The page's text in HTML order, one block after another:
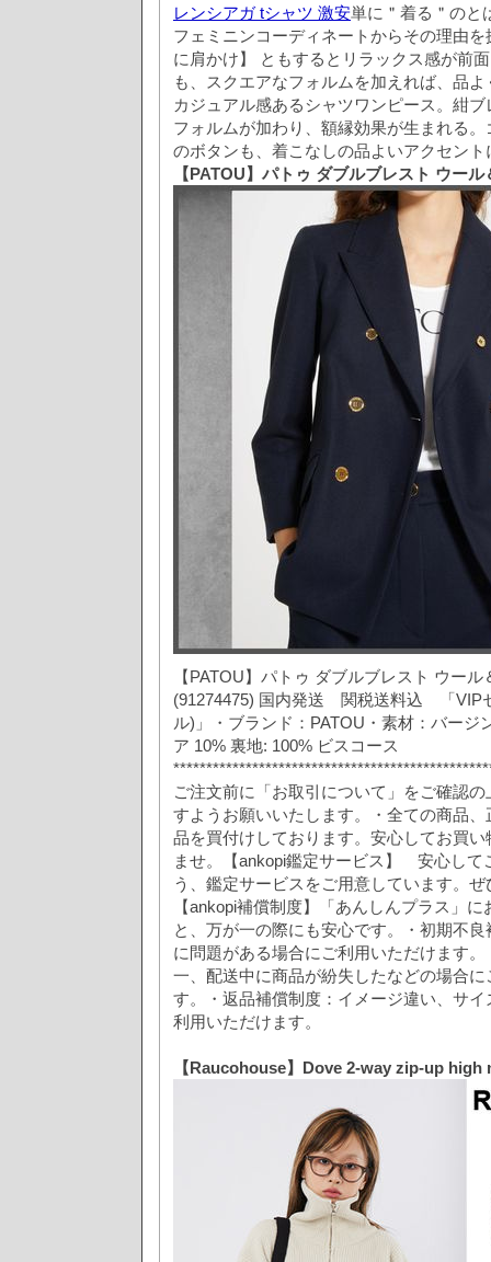
レンシアガ tシャツ 激安単に＂着る＂のと
フェミニンコーディネートからその理由
に肩かけ】 ともするとリラックス感が前
も、スクエアなフォルムを加えれば、品
カジュアル感あるシャツワンピース。紺
フォルムが加わり、額縁効果が生まれる
のボタンも、着こなしの品よいアクセン
【PATOU】パトゥ ダブルブレスト ウー
【PATOU】パトゥ ダブルブレスト ウー
(91274475) 国内発送 関税送料込 「VIP
ル)」・ブランド：PATOU・素材：バージ
ア 10% 裏地: 100% ビスコース
ご注文前に「お取引について」をご確認
すようお願いいたします。・全ての商品
品を買付けしております。安心してお買
ませ。【ankopi鑑定サービス】 安心して
う、鑑定サービスをご用意しています。
【ankopi補償制度】「あんしんプラス」
と、万が一の際にも安心です。・初期不
に問題がある場合にご利用いただけます
一、配送中に商品が紛失したなどの場合
す。・返品補償制度：イメージ違い、サ
利用いただけます。
【Raucohouse】Dove 2-way zip-up high